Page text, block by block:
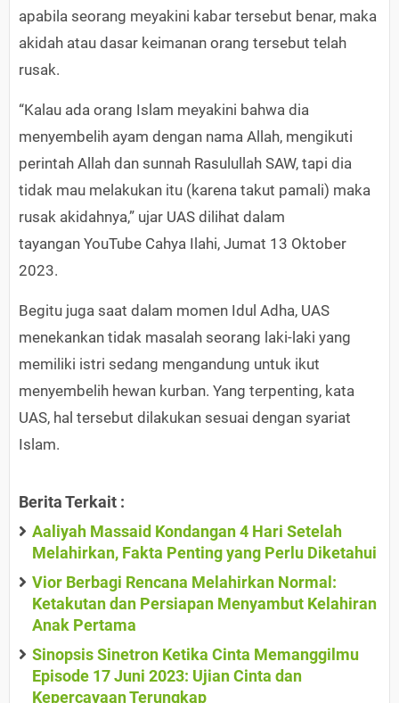
apabila seorang meyakini kabar tersebut benar, maka
akidah atau dasar keimanan orang tersebut telah
rusak.
“Kalau ada orang Islam meyakini bahwa dia
menyembelih ayam dengan nama Allah, mengikuti
perintah Allah dan sunnah Rasulullah SAW, tapi dia
tidak mau melakukan itu (karena takut pamali) maka
rusak akidahnya,” ujar UAS dilihat dalam
tayangan YouTube Cahya Ilahi, Jumat 13 Oktober
2023.
Begitu juga saat dalam momen Idul Adha, UAS
menekankan tidak masalah seorang laki-laki yang
memiliki istri sedang mengandung untuk ikut
menyembelih hewan kurban. Yang terpenting, kata
UAS, hal tersebut dilakukan sesuai dengan syariat
Islam.
Berita Terkait :
Aaliyah Massaid Kondangan 4 Hari Setelah
Melahirkan, Fakta Penting yang Perlu Diketahui
Vior Berbagi Rencana Melahirkan Normal:
Ketakutan dan Persiapan Menyambut Kelahiran
Anak Pertama
Sinopsis Sinetron Ketika Cinta Memanggilmu
Episode 17 Juni 2023: Ujian Cinta dan
Kepercayaan Terungkap